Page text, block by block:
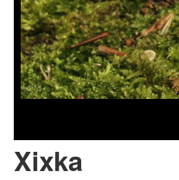
1/3
Xixka